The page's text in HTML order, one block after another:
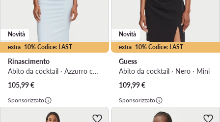
extra -10% Codice: LAST
Novità
Rinascimento
Abito da cocktail · Azzurro chiaro · Midi
105,99€
extra -10% Codice: LAST
Novità
Guess
Abito da cocktail · Nero · Mini
109,99€
Sponsorizzato Sponsorizzato